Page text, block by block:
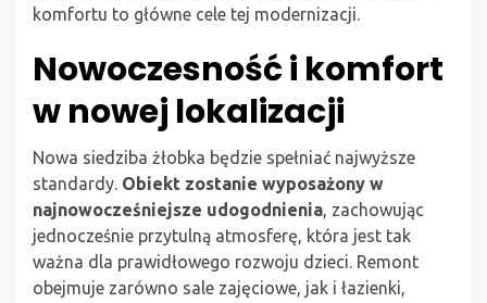
komfortu to główne cele tej modernizacji.
Nowoczesność i komfort
w nowej lokalizacji
Nowa siedziba żłobka będzie spełniać najwyższe
standardy. Obiekt zostanie wyposażony w
najnowocześniejsze udogodnienia, zachowując
jednocześnie przytulną atmosferę, która jest tak
ważna dla prawidłowego rozwoju dzieci. Remont
obejmuje zarówno sale zajęciowe, jak i łazienki,